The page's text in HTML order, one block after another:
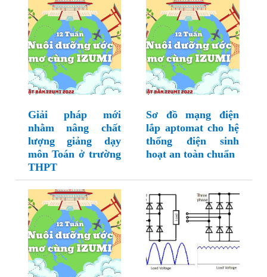
Giải pháp mới
nhằm nâng chất
lượng giảng dạy
môn Toán ở trường
THPT
Sơ đồ mạng điện
lắp aptomat cho hệ
thống điện sinh
hoạt an toàn chuẩn